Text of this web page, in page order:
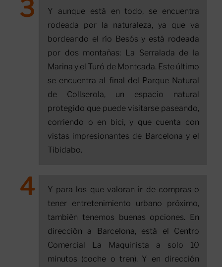
Y aunque está en todo, se encuentra
rodeada por la naturaleza, ya que va
bordeando el río Besós y está rodeada
por dos montañas: La Serralada de la
Marina y el Turó de Montcada. Este último
se encuentra al final del Parque Natural
de Collserola, un espacio natural
protegido que puede visitarse paseando,
corriendo o en bici, y que cuenta con
vistas impresionantes de Barcelona y el
Tibidabo.
Y para los que valoran ir de compras o
tener entretenimiento urbano próximo,
también tenemos buenas opciones. En
dirección a Barcelona, está el Centro
Comercial La Maquinista a solo 10
minutos (coche o tren). Y en dirección